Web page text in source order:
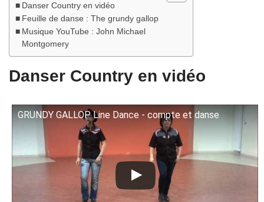
Danser Country en vidéo
Feuille de danse : The grundy gallop
Musique YouTube : John Michael
Montgomery
Danser Country en vidéo
GRUNDY GALLOP Line Dance - compte et danse